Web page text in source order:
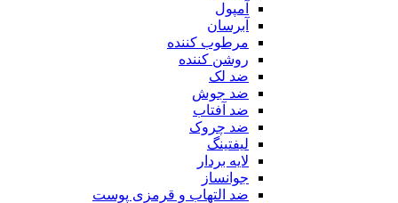
آمپول
آبرسان
مرطوب کننده
روشن کننده
ضد لک
ضد جوش
ضد آفتاب
ضد چروک
لیفتینگ
لایه بردار
جوانساز
ضد التهاب و قرمزی پوست